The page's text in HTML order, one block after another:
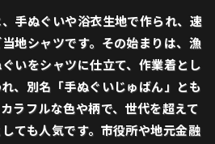
、手ぬぐいや浴衣生地で作られ、速
地シャツです。その始まりは、漁
いをシャツに仕立て、作業着とし
、別名「手ぬぐいじゅばん」とも
ラフルな色や柄で、世代を超えて
ても人気です。市役所や地元金融